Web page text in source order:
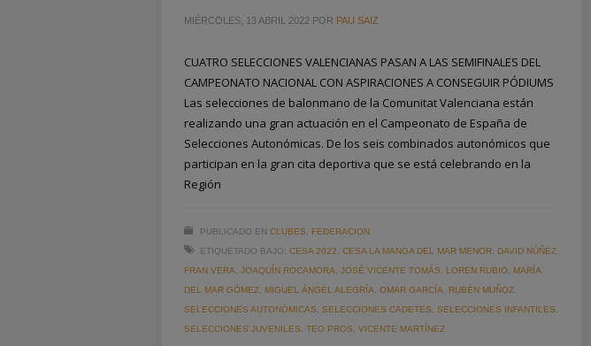
MIÉRCOLES, 13 ABRIL 2022 POR PAU SAIZ
CUATRO SELECCIONES VALENCIANAS PASAN A LAS SEMIFINALES DEL
CAMPEONATO NACIONAL CON ASPIRACIONES A CONSEGUIR PÓDIUMS
Las selecciones de balonmano de la Comunitat Valenciana están
realizando una gran actuación en el Campeonato de España de
Selecciones Autonómicas. De los seis combinados autonómicos que
participan en la gran cita deportiva que se está celebrando en la
Región
PUBLICADO EN CLUBES
FEDERACION
ETIQUETADO BAJO: CESA 2022 CESA LA MANGA DEL MAR MENOR DAVID NÚÑEZ
FRAN VERA
JOAQUÍN ROCAMORA JOSÉ VICENTE TOMÁS LOREN RUBIO
MARÍA
DEL MAR GÓMEZ
MIGUEL ÁNGEL ALEGRÍA OMAR GARCÍA RUBÉN MUÑOZ
SELECCIONES AUTONÓMICAS
SELECCIONES CADETES SELECCIONES INFANTILES
SELECCIONES JUVENILES
TEO PROS VICENTE MARTÍNEZ